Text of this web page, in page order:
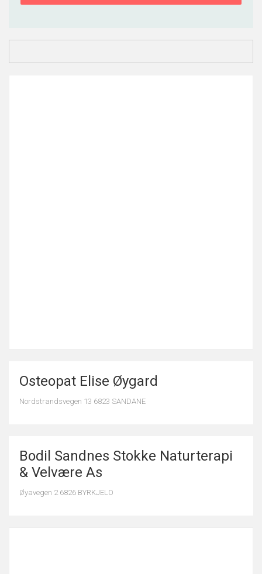
Osteopat Elise Øygard
Nordstrandsvegen 13 6823 SANDANE
Bodil Sandnes Stokke Naturterapi
& Velvære As
Øyavegen 2 6826 BYRKJELO